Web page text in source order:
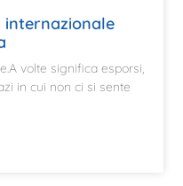
internazionale
volte significa esporsi,
in cui non ci si sente